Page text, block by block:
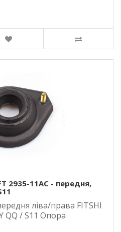
2935-11AC - передня,
ліва/права FITSHI
QQ / S11 Опора